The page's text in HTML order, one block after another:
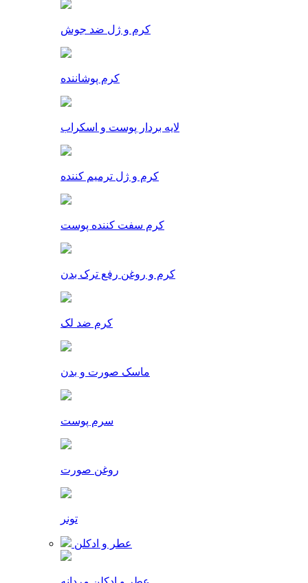
کرم و ژل ضد جوش
کرم پوشاننده
لایه بردار پوست و اسکراب
کرم و ژل ترمیم کننده
کرم سفت کننده پوست
کرم و روغن رفع ترک بدن
کرم ضد لک
ماسک صورت و بدن
سرم پوست
روغن صورت
تونر
عطر و ادکلن